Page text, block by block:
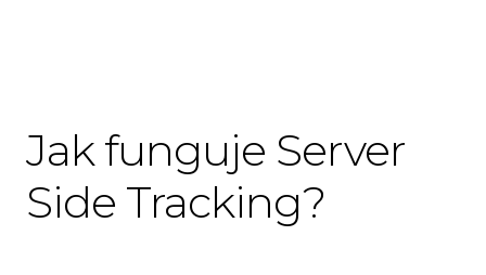
Jak funguje Server
Side Tracking?